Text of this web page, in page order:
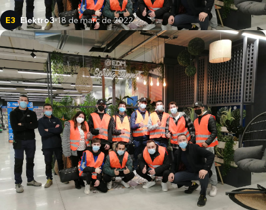
E3 Elektro3 18 de març de 2022